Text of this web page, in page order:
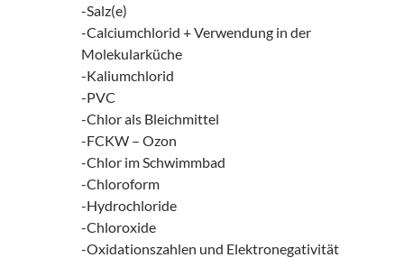
-Salz(e)
-Calciumchlorid + Verwendung in der
Molekularküche
-Kaliumchlorid
-PVC
-Chlor als Bleichmittel
-FCKW – Ozon
-Chlor im Schwimmbad
-Chloroform
-Hydrochloride
-Chloroxide
-Oxidationszahlen und Elektronegativität